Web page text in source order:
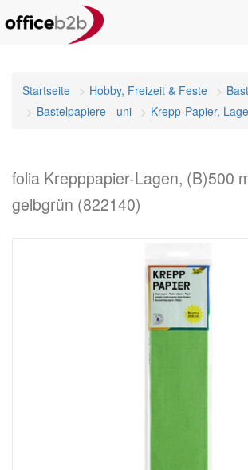
Startseite Hobby, Freizeit & Feste
Bastelpapiere - uni
Krepp-Papier,
folia Krepppapier-Lagen, (B)500
gelbgrün (822140)